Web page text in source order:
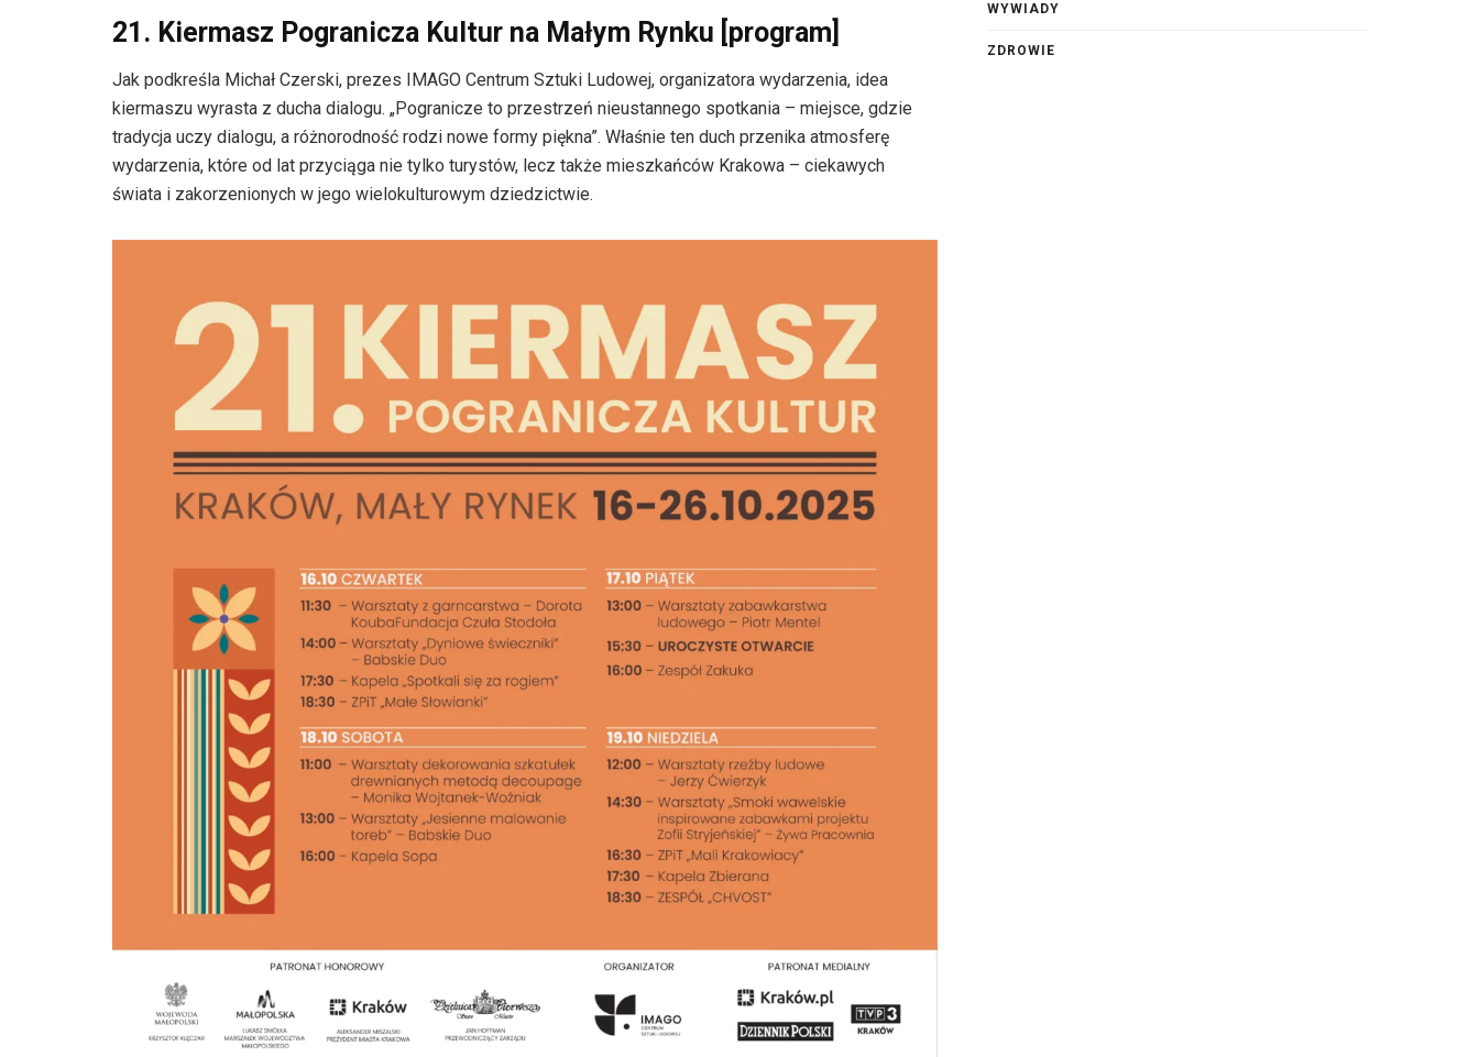
21. Kiermasz Pogranicza Kultur na Małym Rynku [program]
Jak podkreśla Michał Czerski, prezes IMAGO Centrum Sztuki Ludowej, organizatora wydarzenia, idea
kiermaszu wyrasta z ducha dialogu. „Pogranicze to przestrzeń nieustannego spotkania – miejsce, gdzie
tradycja uczy dialogu, a różnorodność rodzi nowe formy piękna”. Właśnie ten duch przenika atmosferę
wydarzenia, które od lat przyciąga nie tylko turystów, lecz także mieszkańców Krakowa – ciekawych
świata i zakorzenionych w jego wielokulturowym dziedzictwie.
WYWIADY
ZDROWIE